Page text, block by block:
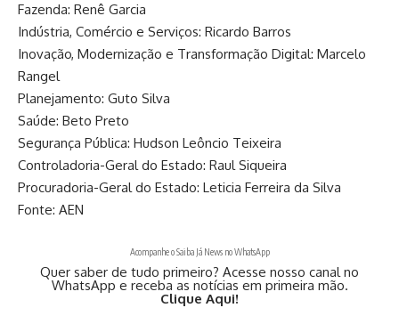
Fazenda: Renê Garcia
Indústria, Comércio e Serviços: Ricardo Barros
Inovação, Modernização e Transformação Digital: Marcelo
Rangel
Planejamento: Guto Silva
Saúde: Beto Preto
Segurança Pública: Hudson Leôncio Teixeira
Controladoria-Geral do Estado: Raul Siqueira
Procuradoria-Geral do Estado: Leticia Ferreira da Silva
Fonte: AEN
Acompanhe o Saiba Já News no WhatsApp
Quer saber de tudo primeiro? Acesse nosso canal no
WhatsApp e receba as notícias em primeira mão.
Clique Aqui!